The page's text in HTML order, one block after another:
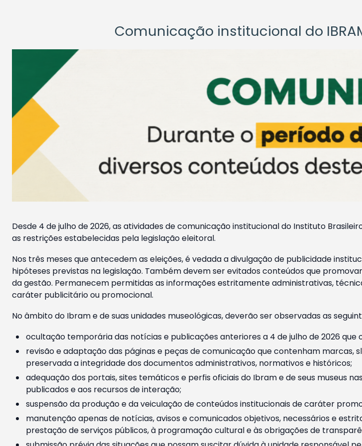
Comunicação institucional do
Desde 4 de julho de 2026, as atividades de comunicação institucional do Instituto
as restrições estabelecidas pela legislação eleitoral.
Nos três meses que antecedem as eleições, é vedada a divulgação de publicidade
hipóteses previstas na legislação. Também devem ser evitados conteúdos que
da gestão. Permanecem permitidas as informações estritamente administrativas,
caráter publicitário ou promocional.
No âmbito do Ibram e de suas unidades museológicas, deverão ser observadas as
ocultação temporária das notícias e publicações anteriores a 4 de julho de 2026
revisão e adaptação das páginas e peças de comunicação que contenham marcas,
preservada a integridade dos documentos administrativos, normativos e históricos;
adequação dos portais, sites temáticos e perfis oficiais do Ibram e de seus museus
publicados e aos recursos de interação;
suspensão da produção e da veiculação de conteúdos institucionais de caráter
manutenção apenas de notícias, avisos e comunicados objetivos, necessários e
prestação de serviços públicos, à programação cultural e às obrigações de